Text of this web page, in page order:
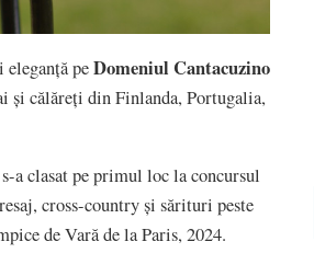
peDomeniul Cantacuzino
și călăreți din Finlanda, Portugalia,
s-a clasat pe primul loc la concursul
cross-country și sărituri peste
de Vară de la Paris, 2024.